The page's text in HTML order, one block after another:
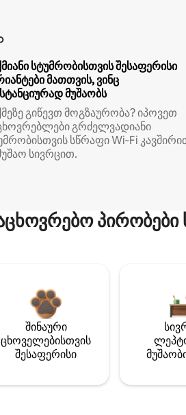
სტუმრობისთვის შესაფერისი
მათთვის, ვინც
მუშაობს
გიწევთ მოგზაურობა? იპოვეთ
გრძელვადიანი
სწრაფი Wi‑Fi
სივრცით.
პირობები
შინაური
ცხოველებისთვის
შესაფერისი